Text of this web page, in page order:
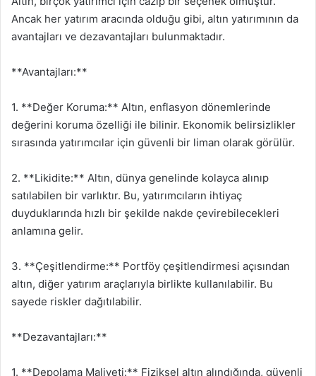
Ancak her yatırım aracında olduğu gibi, altın yatırımının da
avantajları ve dezavantajları bulunmaktadır.
**Avantajları:**
1. **Değer Koruma:** Altın, enflasyon dönemlerinde
değerini koruma özelliği ile bilinir. Ekonomik belirsizlikler
sırasında yatırımcılar için güvenli bir liman olarak görülür.
2. **Likidite:** Altın, dünya genelinde kolayca alınıp
satılabilen bir varlıktır. Bu, yatırımcıların ihtiyaç
duyduklarında hızlı bir şekilde nakde çevirebilecekleri
anlamına gelir.
3. **Çeşitlendirme:** Portföy çeşitlendirmesi açısından
altın, diğer yatırım araçlarıyla birlikte kullanılabilir. Bu
sayede riskler dağıtılabilir.
**Dezavantajları:**
1. **Depolama Maliyeti:** Fiziksel altın alındığında, güvenli